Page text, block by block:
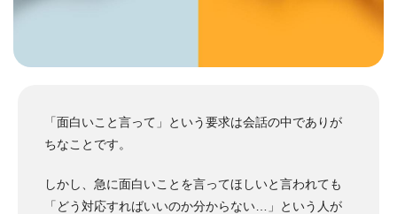
「面白いこと言って」という要求は会話の中でありが
ちなことです。
しかし、急に面白いことを言ってほしいと言われても
「どう対応すればいいのか分からない…」という人が